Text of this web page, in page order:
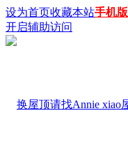
设为首页收藏本站手机版
开启辅助访问